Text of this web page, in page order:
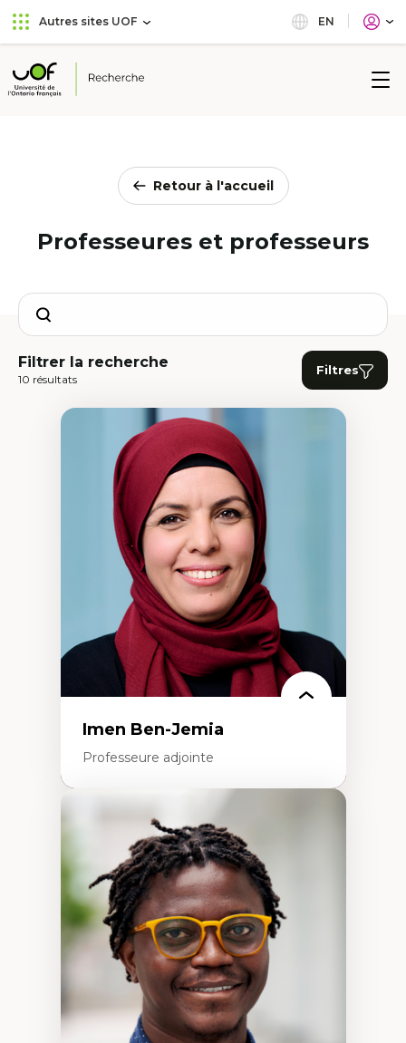
Aller
au
principal
Passer
au
Autres sites UOF EN
Université
Retour à l'accueil
Professeures et professeurs
Search
Filtrer la recherche
10 résultats
Filtres
Imen Ben-Jemia
Professeure adjointe
Expertises
Discours sur la ville et représentations
Mosquées, formes et usages au Canada
Reconnaissance et représentations des
communautés immigrantes dans l'espace
urbain
Design architectural et urbain
Patrimoine et patrimonialisation
Études postcoloniales et décolonisation des
savoirs